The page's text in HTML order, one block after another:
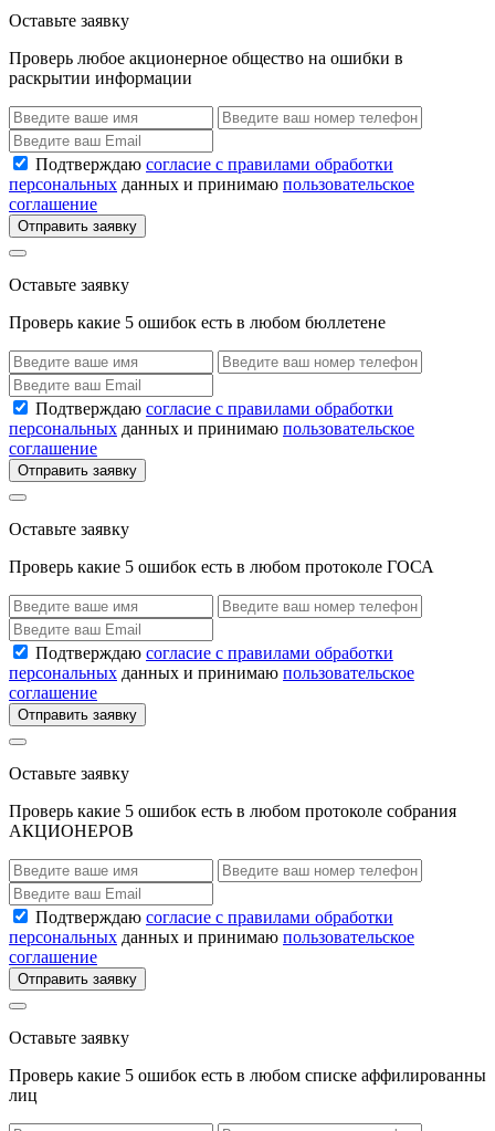
Оставьте заявку
Проверь любое акционерное общество на ошибки в
раскрытии информации
Подтверждаю согласие с правилами обработки
персональных данных и принимаю пользовательское
соглашение
Отправить заявку
Оставьте заявку
Проверь какие 5 ошибок есть в любом бюллетене
Подтверждаю согласие с правилами обработки
персональных данных и принимаю пользовательское
соглашение
Отправить заявку
Оставьте заявку
Проверь какие 5 ошибок есть в любом протоколе ГОСА
Подтверждаю согласие с правилами обработки
персональных данных и принимаю пользовательское
соглашение
Отправить заявку
Оставьте заявку
Проверь какие 5 ошибок есть в любом протоколе собрания
АКЦИОНЕРОВ
Подтверждаю согласие с правилами обработки
персональных данных и принимаю пользовательское
соглашение
Отправить заявку
Оставьте заявку
Проверь какие 5 ошибок есть в любом списке аффилированны
лиц